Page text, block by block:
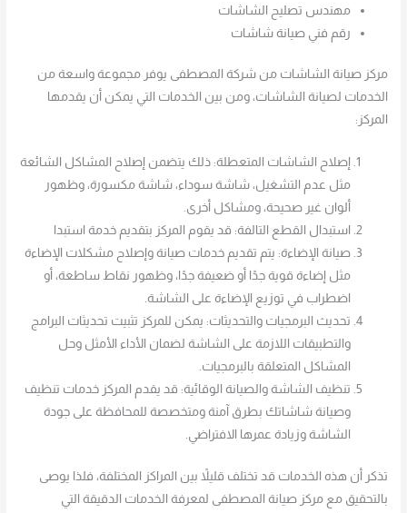
مهندس تصليح الشاشات
رقم فني صيانة شاشات
مركز صيانة الشاشات من شركة المصطفى يوفر مجموعة واسعة من
الخدمات لصيانة الشاشات، ومن بين الخدمات التي يمكن أن يقدمها
المركز:
إصلاح الشاشات المتعطلة: ذلك يتضمن إصلاح المشاكل الشائعة
مثل عدم التشغيل، شاشة سوداء، شاشة مكسورة، وظهور
ألوان غير صحيحة، ومشاكل أخرى.
استبدال القطع التالفة: قد يقوم المركز بتقديم خدمة استبدا
صيانة الإضاءة: يتم تقديم خدمات صيانة وإصلاح مشكلات الإضاءة
مثل إضاءة قوية جدًا أو ضعيفة جدًا، وظهور نقاط ساطعة، أو
اضطراب في توزيع الإضاءة على الشاشة.
تحديث البرمجيات والتحديثات: يمكن للمركز تثبيت تحديثات البرامج
والتطبيقات اللازمة على الشاشة لضمان الأداء الأمثل وحل
المشاكل المتعلقة بالبرمجيات.
تنظيف الشاشة والصيانة الوقائية: قد يقدم المركز خدمات تنظيف
وصيانة شاشاتك بطرق آمنة ومتخصصة للمحافظة على جودة
الشاشة وزيادة عمرها الافتراضي.
تذكر أن هذه الخدمات قد تختلف قليلاً بين المراكز المختلفة، فلذا يوصى
بالتحقيق مع مركز صيانة المصطفى لمعرفة الخدمات الدقيقة التي